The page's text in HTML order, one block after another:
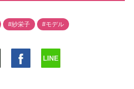
#紗栄子 #モデル